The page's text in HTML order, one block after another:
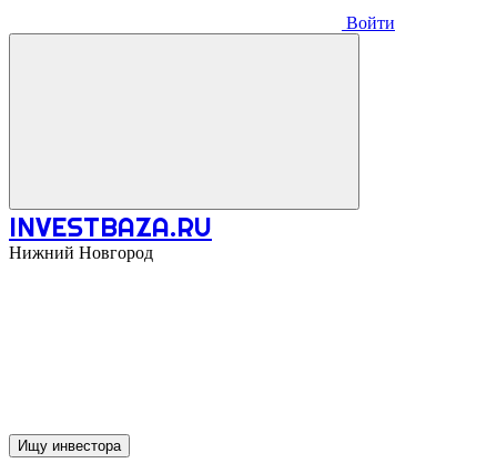
Войти
INVESTBAZA.RU
Нижний Новгород
Ищу инвестора